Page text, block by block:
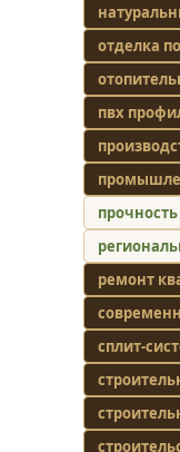
отделка
пвх
ремонт
сплит-